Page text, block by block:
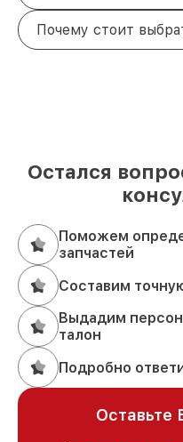
Почему стоит
Остался
Поможем
запчастей
Составим
Выдадим
талон
Подробно
Оставьте